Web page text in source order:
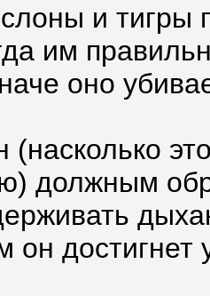
и тигры
им
оно
должным
он достигнет